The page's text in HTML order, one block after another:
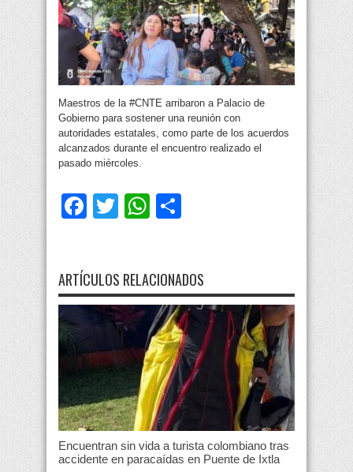
Maestros de la #CNTE arribaron a Palacio de
Gobierno para sostener una reunión con
autoridades estatales, como parte de los acuerdos
alcanzados durante el encuentro realizado el
pasado miércoles.
Facebook
TwitterWhatsApp
ARTÍCULOS RELACIONADOS
Encuentran sin vida a turista colombiano tras
accidente en paracaídas en Puente de Ixtla